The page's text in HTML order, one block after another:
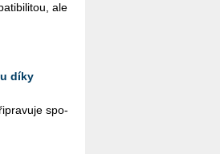
ale
díky
spo­